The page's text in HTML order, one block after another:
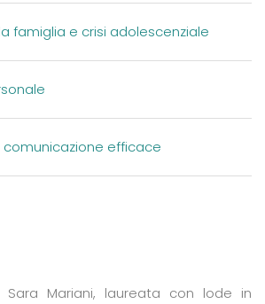
famiglia e crisi adolescenziale
efficace
Sara Mariani, laureata con lode in